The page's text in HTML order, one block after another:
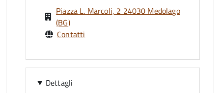
Piazza L. Marcoli, 2 24030 Medolago
(BG)
Contatti
Dettagli